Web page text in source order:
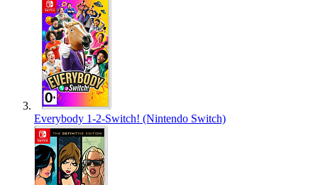
Everybody 1-2-Switch! (Nintendo Switch)